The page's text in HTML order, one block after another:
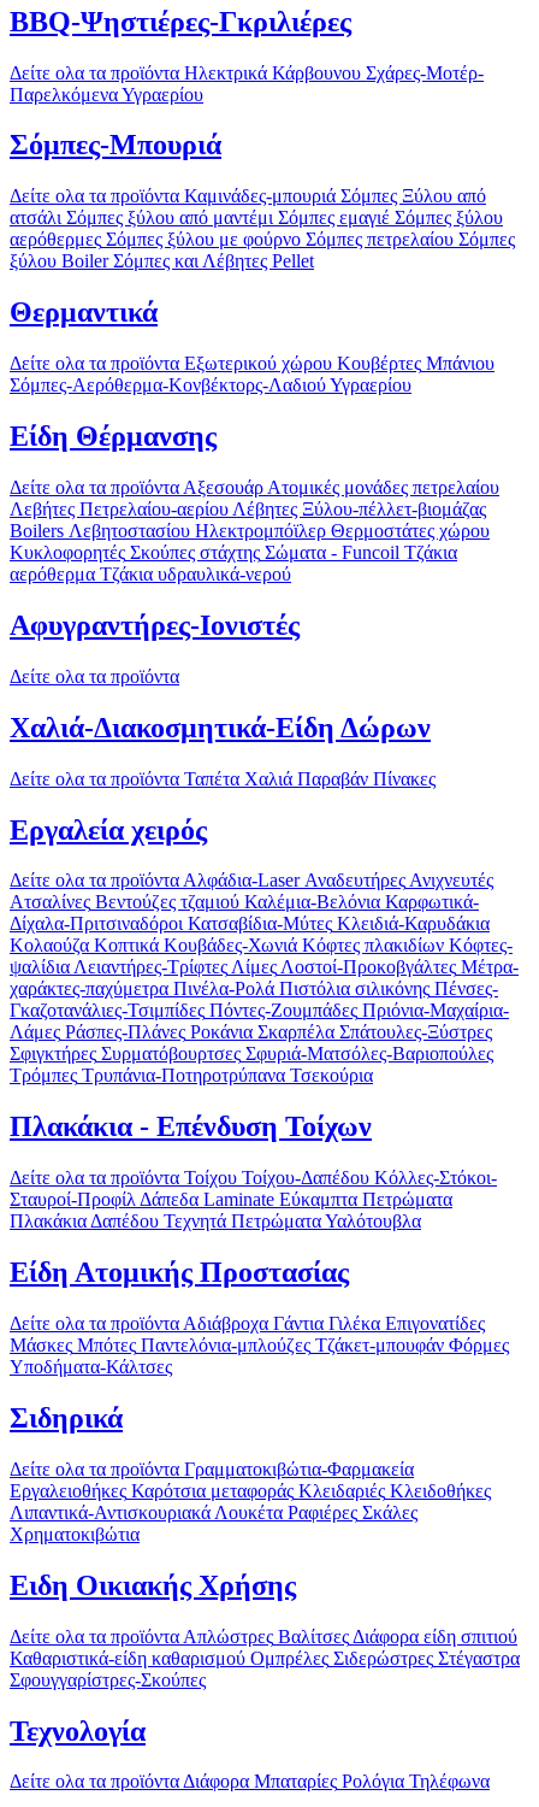
BBQ-Ψηστιέρες-Γκριλιέρες
Δείτε ολα τα προϊόντα Ηλεκτρικά Κάρβουνου Σχάρες-Μοτέρ-
ΠαρελκόμεναΥγραερίου
Σόμπες-Μπουριά
Δείτε ολα τα προϊόντα Καμινάδες-μπουριά Σόμπες Ξύλου από
ατσάλι Σόμπες ξύλου από μαντέμι Σόμπες εμαγιέ Σόμπες ξύλου
αερόθερμες Σόμπες ξύλου με φούρνο Σόμπες πετρελαίου Σόμπες
ξύλου Boiler Σόμπες και Λέβητες Pellet
Θερμαντικά
Δείτε ολα τα προϊόντα Εξωτερικού χώρου Κουβέρτες Μπάνιου
Σόμπες-Αερόθερμα-Κονβέκτορς-ΛαδιούΥγραερίου
Είδη Θέρμανσης
Δείτε ολα τα προϊόντα Αξεσουάρ Ατομικές μονάδες πετρελαίου
Λεβήτες Πετρελαίου-αερίου Λέβητες Ξύλου-πέλλετ-βιομάζας
Boilers Λεβητοστασίου Ηλεκτρομπόϊλερ Θερμοστάτες χώρου
Κυκλοφορητές Σκούπες στάχτης Σώματα - Funcoil Τζάκια
αερόθερμα Τζάκια υδραυλικά-νερού
Αφυγραντήρες-Ιονιστές
Δείτε ολα τα προϊόντα
Χαλιά-Διακοσμητικά-Είδη Δώρων
Δείτε ολα τα προϊόντα Ταπέτα Χαλιά Παραβάν Πίνακες
Εργαλεία χειρός
Δείτε ολα τα προϊόνταΑλφάδια-Laser ΑναδευτήρεςΑνιχνευτές
Ατσαλίνες Βεντούζες τζαμιού Καλέμια-Βελόνια Καρφωτικά-
Δίχαλα-Πριτσιναδόροι Κατσαβίδια-Μύτες Κλειδιά-Καρυδάκια
Κολαούζα Κοπτικά Κουβάδες-Χωνιά Κόφτες πλακιδίων Κόφτες-
ψαλίδιαΛειαντήρες-ΤρίφτεςΛίμεςΛοστοί-Προκοβγάλτες Μέτρα-
χαράκτες-παχύμετρα Πινέλα-Ρολά Πιστόλια σιλικόνης Πένσες-
Γκαζοτανάλιες-Τσιμπίδες Πόντες-Ζουμπάδες Πριόνια-Μαχαίρια-
Λάμες Ράσπες-Πλάνες Ροκάνια Σκαρπέλα Σπάτουλες-Ξύστρες
Σφιγκτήρες Συρματόβουρτσες Σφυριά-Ματσόλες-Βαριοπούλες
Τρόμπες Τρυπάνια-Ποτηροτρύπανα Τσεκούρια
Πλακάκια - Επένδυση Τοίχων
Δείτε ολα τα προϊόντα Τοίχου Τοίχου-Δαπέδου Κόλλες-Στόκοι-
Σταυροί-Προφίλ Δάπεδα Laminate Εύκαμπτα Πετρώματα
Πλακάκια Δαπέδου Τεχνητά ΠετρώματαΥαλότουβλα
Είδη Ατομικής Προστασίας
Δείτε ολα τα προϊόντα Αδιάβροχα Γάντια Γιλέκα Επιγονατίδες
Μάσκες Μπότες Παντελόνια-μπλούζες Τζάκετ-μπουφάν Φόρμες
Υποδήματα-Κάλτσες
Σιδηρικά
Δείτε ολα τα προϊόντα Γραμματοκιβώτια-Φαρμακεία
Εργαλειοθήκες Καρότσια μεταφοράς Κλειδαριές Κλειδοθήκες
Λιπαντικά-Αντισκουριακά Λουκέτα Ραφιέρες Σκάλες
Χρηματοκιβώτια
Ειδη Οικιακής Χρήσης
Δείτε ολα τα προϊόντα Απλώστρες Βαλίτσες Διάφορα είδη σπιτιού
Καθαριστικά-είδη καθαρισμού Ομπρέλες Σιδερώστρες Στέγαστρα
Σφουγγαρίστρες-Σκούπες
Τεχνολογία
Δείτε ολα τα προϊόνταΔιάφορα Μπαταρίες Ρολόγια Τηλέφωνα